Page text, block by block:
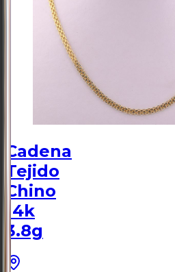
Cadena
Tejido
Chino
14k
3.8g